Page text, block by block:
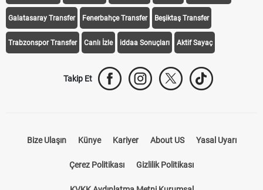
iddaa Programı Galatasaray Fenerbahçe Beşiktaş Trabzonspor
Galatasaray Transfer Fenerbahçe Transfer Beşiktaş Transfer
Trabzonspor Transfer Canlı İzle iddaa Sonuçları Aktif Sayaç